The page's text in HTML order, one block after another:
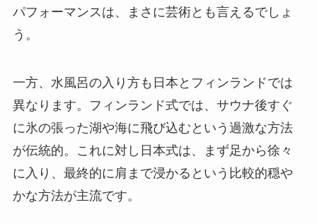
パフォーマンスは、まさに芸術とも言えるでしょ
う。
一方、水風呂の入り方も日本とフィンランドでは
異なります。フィンランド式では、サウナ後すぐ
に氷の張った湖や海に飛び込むという過激な方法
が伝統的。これに対し日本式は、まず足から徐々
に入り、最終的に肩まで浸かるという比較的穏や
かな方法が主流です。